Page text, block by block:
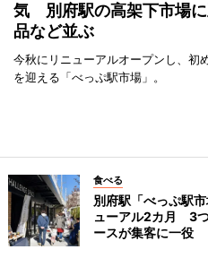
気 別府駅の高架下市場に
品など並ぶ
今秋にリニューアルオープンし、初
を迎える「べっぷ駅市場」。
食べる
別府駅「べっぷ駅
ューアル2カ月 3
ースが集客に一役